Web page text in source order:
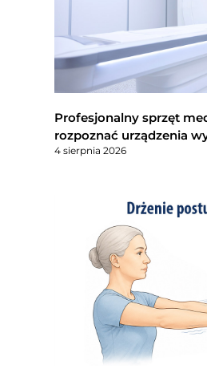
Profesjonalny sprzęt
rozpoznać urządzenia
4 sierpnia 2026